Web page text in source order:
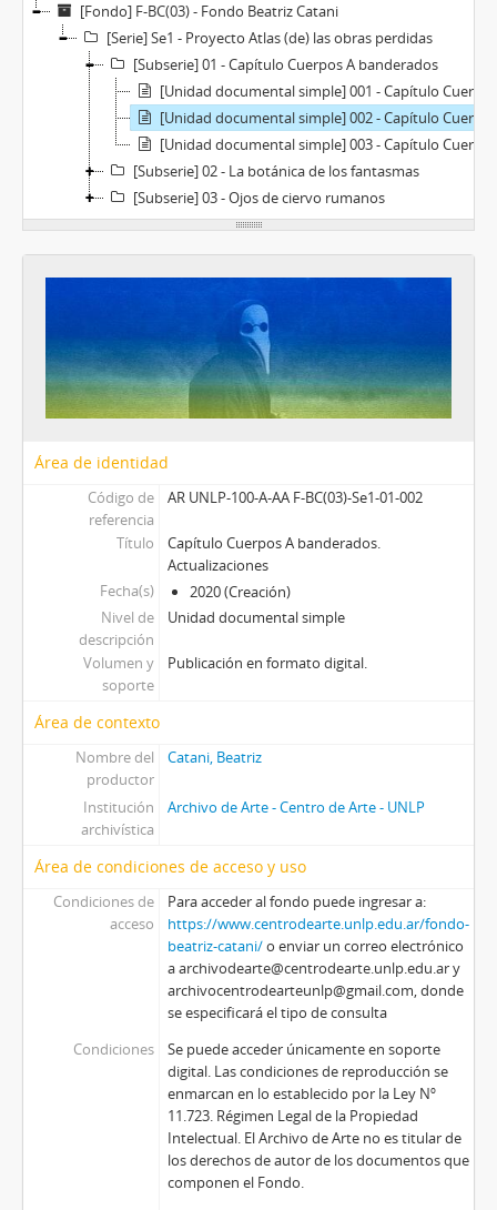
[Fondo] F-BC(03) - Fondo Beatriz Catani
[Serie] Se1 - Proyecto Atlas (de) las obras perdidas
[Subserie] 01 - Capítulo Cuerpos A banderados
[Unidad documental simple] 001 - Capítulo Cuerpos A banderados. Publicación digital
[Unidad documental simple] 002 - Capítulo Cuerpos A banderados. Actualizaciones
[Unidad documental simple] 003 - Capítulo Cuerpos A banderados. Versión audiovisual
[Subserie] 02 - La botánica de los fantasmas
[Subserie] 03 - Ojos de ciervo rumanos
Área de identidad
Código de
referencia
AR UNLP-100-A-AA F-BC(03)-Se1-01-002
Título
Capítulo Cuerpos A banderados.
Actualizaciones
Fecha(s)
2020 (Creación)
Nivel de
descripción
Unidad documental simple
Volumen y
soporte
Publicación en formato digital.
Área de contexto
Nombre del
productor
Catani, Beatriz
Institución
archivística
Archivo de Arte - Centro de Arte - UNLP
Área de condiciones de acceso y uso
Condiciones de
acceso
Para acceder al fondo puede ingresar a:
https://www.centrodearte.unlp.edu.ar/fondo-
beatriz-catani/o enviar un correo electrónico
a archivodearte@centrodearte.unlp.edu.ar y
archivocentrodearteunlp@gmail.com, donde
se especificará el tipo de consulta
Condiciones
Se puede acceder únicamente en soporte
digital. Las condiciones de reproducción se
enmarcan en lo establecido por la Ley Nº
11.723. Régimen Legal de la Propiedad
Intelectual. El Archivo de Arte no es titular de
los derechos de autor de los documentos que
componen el Fondo.